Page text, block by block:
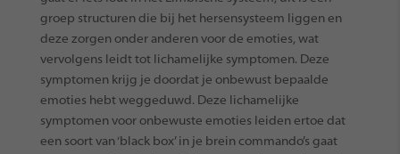
groep structuren die bij het hersensysteem liggen en
deze zorgen onder anderen voor de emoties, wat
vervolgens leidt tot lichamelijke symptomen. Deze
symptomen krijg je doordat je onbewust bepaalde
emoties hebt weggeduwd. Deze lichamelijke
symptomen voor onbewuste emoties leiden ertoe dat
een soort van ‘black box’ in je brein commando’s gaat